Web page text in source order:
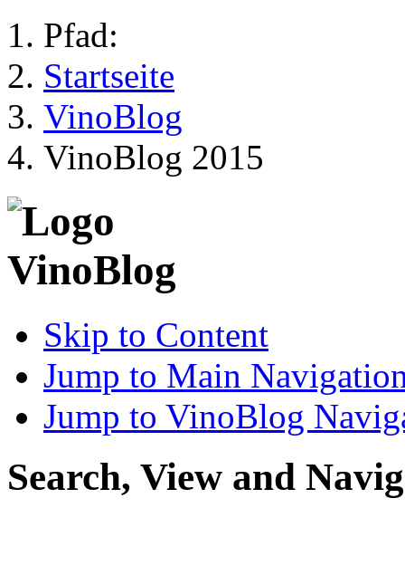
Pfad:
Startseite
VinoBlog
VinoBlog 2015
Skip to Content
Jump to Main
Jump to VinoBlog
Search, View and